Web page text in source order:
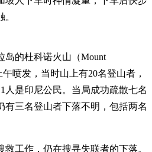
岛的杜科诺火山（Mount
喷发，当时山上有20名登山者，
人是印尼公民。当局成功疏散七名
有三名登山者下落不明，包括两名
救工作，仍在搜寻失联者的下落。